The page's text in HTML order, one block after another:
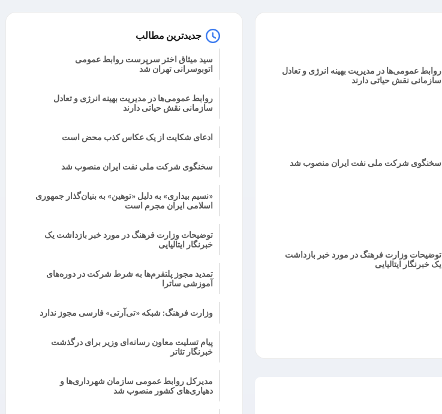
روابط عمومی‌ها در مدیریت بهینه انرژی و تعادل
سازمانی نقش حیاتی دارند
سخنگوی شرکت ملی نفت ایران منصوب شد
توضیحات وزارت فرهنگ در مورد خبر بازداشت
یک خبرنگار ایتالیایی
جدیدترین مطالب
سید میثاق اختر سرپرست روابط عمومی
اتوبوسرانی تهران شد
روابط عمومی‌ها در مدیریت بهینه انرژی و تعادل
سازمانی نقش حیاتی دارند
ادعای شکایت از یک عکاس کذب محض است
سخنگوی شرکت ملی نفت ایران منصوب شد
«نسیم بیداری» به دلیل «توهین» به بنیان‌گذار جمهوری
اسلامی ایران مجرم است
توضیحات وزارت فرهنگ در مورد خبر بازداشت یک
خبرنگار ایتالیایی
تمدید مجوز پلتفرم‌ها به شرط شرکت در دوره‌های
آموزشی ساترا
وزارت فرهنگ: شبکه «تی‌آرتی» فارسی مجوز ندارد
پیام تسلیت معاون رسانه‌ای وزیر برای درگذشت
خبرنگار تئاتر
مدیرکل روابط عمومی سازمان شهرداری‌ها و
دهیاری‌های کشور منصوب شد